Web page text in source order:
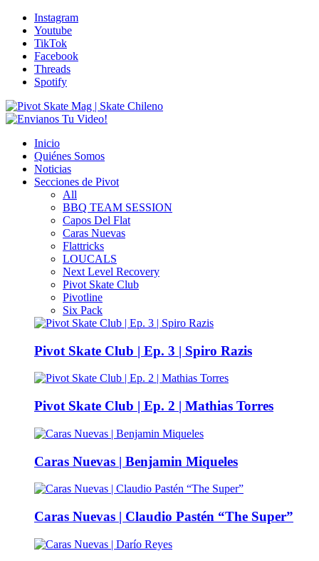
Instagram
Youtube
TikTok
Facebook
Threads
Spotify
Inicio
Quiénes Somos
Noticias
Secciones de Pivot
All
BBQ TEAM SESSION
Capos Del Flat
Caras Nuevas
Flattricks
LOUCALS
Next Level Recovery
Pivot Skate Club
Pivotline
Six Pack
Pivot Skate Club | Ep. 3 | Spiro Razis
Pivot Skate Club | Ep. 2 | Mathias Torres
Caras Nuevas | Benjamin Miqueles
Caras Nuevas | Claudio Pastén “The Super”